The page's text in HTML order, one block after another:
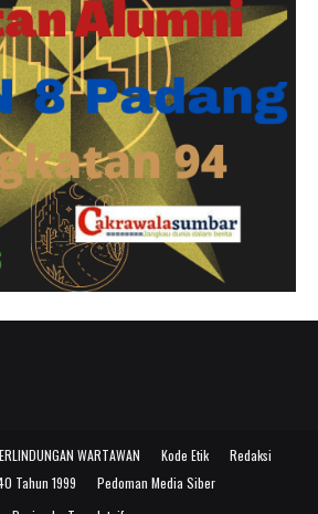
WARTAWAN Kode Etik
Redaksi
Tahun 1999
Pedoman Media Siber